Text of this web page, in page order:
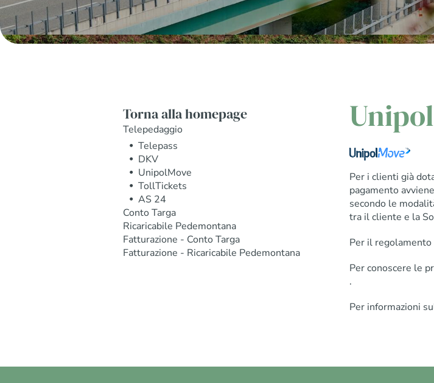
Torna alla homepage
Telepedaggio
Telepass
DKV
UnipolMove
TollTickets
AS 24
Conto Targa
Ricaricabile Pedemontana
Fatturazione - Conto Targa
Fatturazione - Ricaricabile Pedemontana
Per i clienti già
pagamento
secondo le
tra il cliente e la
Per il
Per conoscere le
.
Per informazioni